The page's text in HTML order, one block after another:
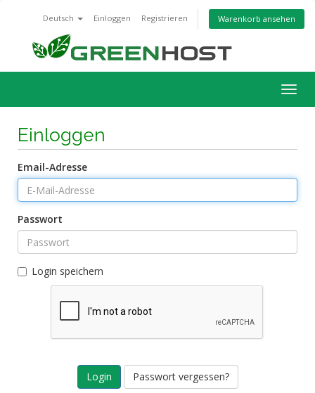
Deutsch Einloggen Registrieren Warenkorb ansehen
ein-/
Einloggen
Email-Adresse
Passwort
Login speichern
Passwort vergessen?